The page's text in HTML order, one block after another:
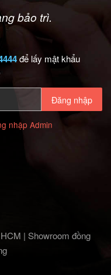
bảo trì.
để lấy mật khẩu
Đăng nhập
nhập Admin
| Showroom đồng